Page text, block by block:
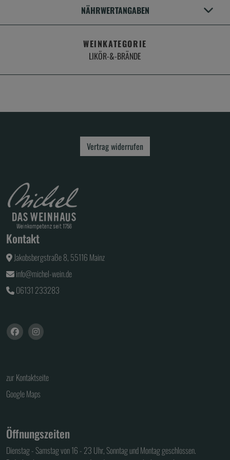
NÄHRWERTANGABEN
WEINKATEGORIE
LIKÖR-&-BRÄNDE
Vertrag widerrufen
Kontakt
Jakobsbergstraße 8, 55116 Mainz
info@michel-wein.de
06131 233283
zur Kontaktseite
Google Maps
Öffnungszeiten
Dienstag - Samstag von 16 - 23 Uhr, Sonntag und Montag geschlossen.